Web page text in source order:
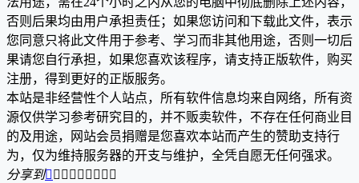
否则后果均由用户承担责任；如果您访问和下载此文件，表示
您同意只将此文件用于参考、学习而非其他用途，否则一切后
果请您自行承担，如果您喜欢该程序，请支持正版软件，购买
注册，得到更好的正版服务。
本站是非经营性个人站点，所有软件信息均来自网络，所有资
源仅供学习参考研究目的，并不贩卖软件，不存在任何商业目
的及用途，网站会员捐赠是您喜欢本站而产生的赞助支持行
为，仅为维持服务器的开支与维护，全凭自愿无任何强求。
分享到        